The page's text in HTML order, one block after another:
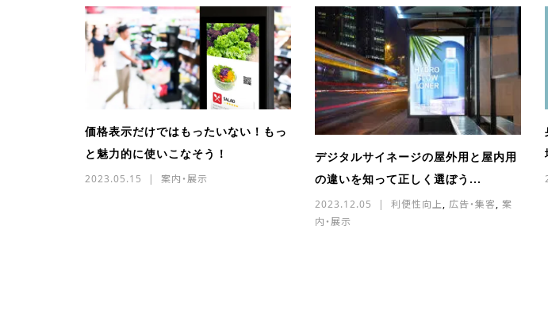
価格表示だけではもったいない！もっ
と魅力的に使いこなそう！
2023.05.15 案内・展示
デジタルサイネージの屋外用と屋内用
の違いを知って正しく選ぼう...
2023.12.05 利便性向上, 広告・集客, 案
内・展示